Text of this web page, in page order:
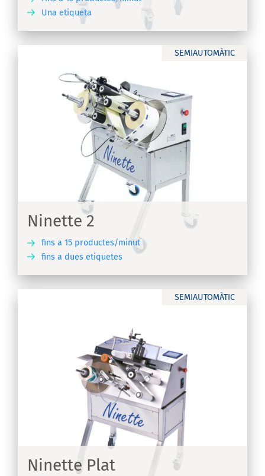
Una etiqueta
SEMIAUTOMÀTIC
Ninette 2
fins a 15 productes/minut
fins a dues etiquetes
SEMIAUTOMÀTIC
Ninette Plat